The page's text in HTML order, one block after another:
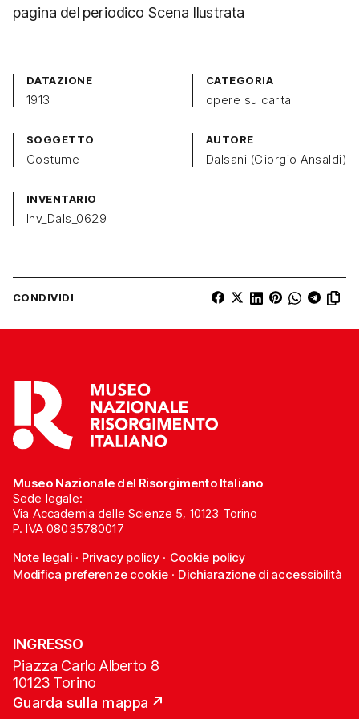
pagina del periodico Scena Ilustrata
DATAZIONE
1913
CATEGORIA
opere su carta
SOGGETTO
Costume
AUTORE
Dalsani (Giorgio Ansaldi)
INVENTARIO
Inv_Dals_0629
CONDIVIDI
Museo Nazionale del Risorgimento Italiano
Sede legale:
Via Accademia delle Scienze 5, 10123 Torino
P. IVA 08035780017
Note legali· Privacy policy · Cookie policy
Modifica preferenze cookie· Dichiarazione di accessibilità
INGRESSO
Piazza Carlo Alberto 8
10123 Torino
Guarda sulla mappa